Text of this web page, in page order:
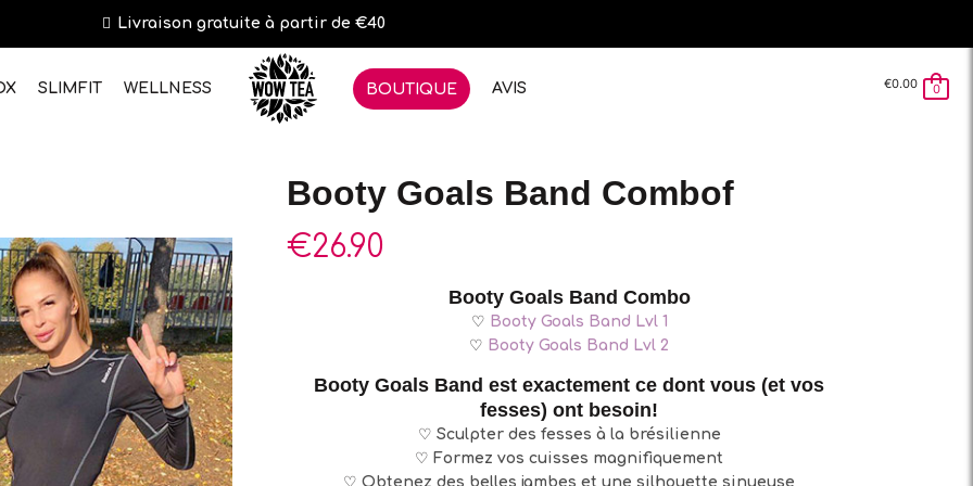
Livraison gratuite à partir de €40
SLIMFIT WELLNESS BOUTIQUE AVIS €0.00 0
Booty Goals Band Combof
€26.90
Booty Goals Band Combo
♡ Booty Goals Band Lvl 1
♡ Booty Goals Band Lvl 2
Booty Goals Band est exactement ce dont vous (et vos
fesses) ont besoin!
♡ Sculpter des fesses à la brésilienne
♡ Formez vos cuisses magnifiquement
♡ Obtenez des belles jambes et une silhouette sinueuse